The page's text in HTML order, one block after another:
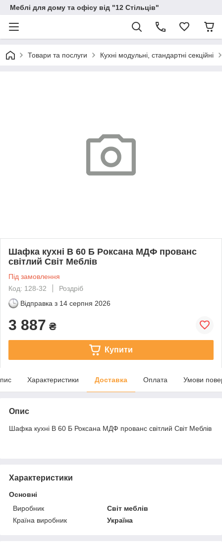
Меблі для дому та офісу від "12 Стільців"
Товари та послуги Кухні модульні, стандартні секційні
Шафка кухні В 60 Б Роксана МДФ прованс
світлий Світ Меблів
Під замовлення
Код: 128-32
Роздріб
Відправка з 14 серпня 2026
3 887 ₴
Купити
Характеристики Доставка Оплата Умови
Опис
Шафка кухні В 60 Б Роксана МДФ прованс світлий Світ Меблів
Характеристики
Основні
Виробник
Світ меблів
Країна виробник
Україна